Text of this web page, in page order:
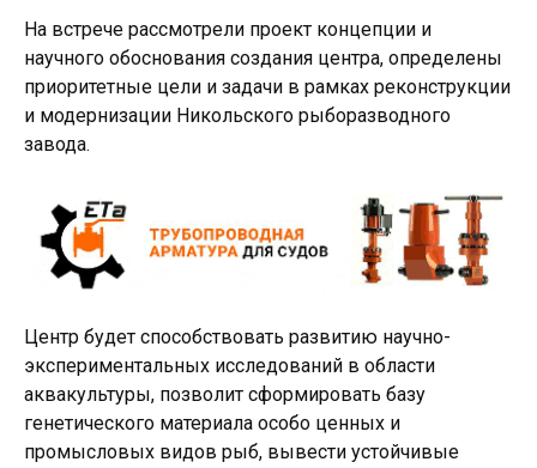
На встрече рассмотрели проект концепции и
научного обоснования создания центра, определены
приоритетные цели и задачи в рамках реконструкции
и модернизации Никольского рыборазводного
завода.
Центр будет способствовать развитию научно-
экспериментальных исследований в области
аквакультуры, позволит сформировать базу
генетического материала особо ценных и
промысловых видов рыб, вывести устойчивые